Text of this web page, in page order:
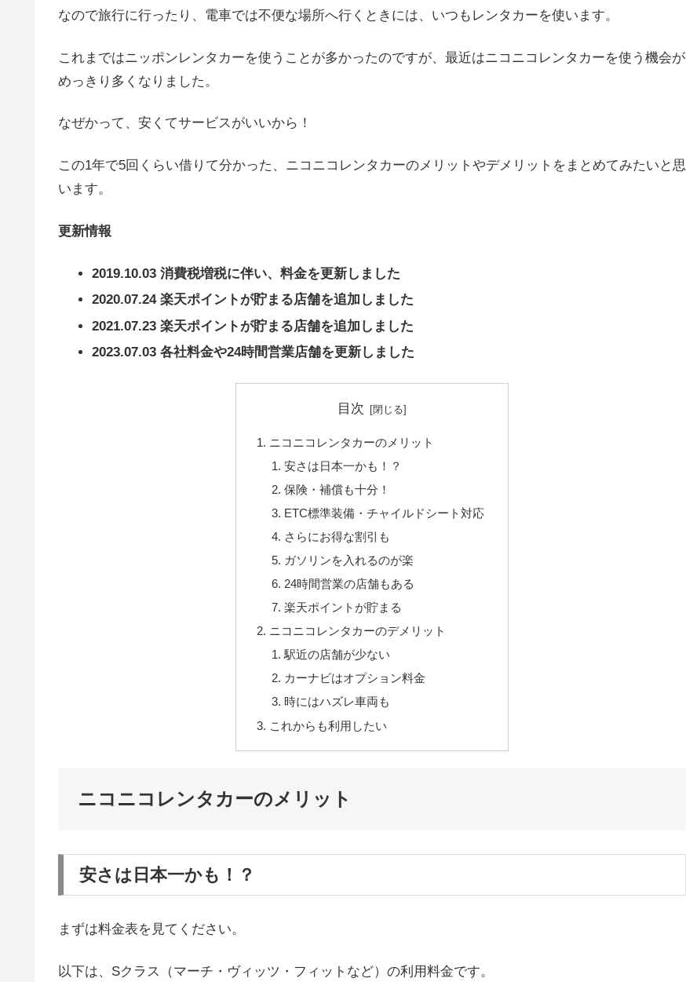
なので旅行に行ったり、電車では不便な場所へ行くときには、いつもレンタカーを使います。
これまではニッポンレンタカーを使うことが多かったのですが、最近はニコニコレンタカーを使う機会が
めっきり多くなりました。
なぜかって、安くてサービスがいいから！
この1年で5回くらい借りて分かった、ニコニコレンタカーのメリットやデメリットをまとめてみたいと思
います。
更新情報
2019.10.03 消費税増税に伴い、料金を更新しました
2020.07.24 楽天ポイントが貯まる店舗を追加しました
2021.07.23 楽天ポイントが貯まる店舗を追加しました
2023.07.03 各社料金や24時間営業店舗を更新しました
目次
ニコニコレンタカーのメリット
安さは日本一かも！？
保険・補償も十分！
ETC標準装備・チャイルドシート対応
さらにお得な割引も
ガソリンを入れるのが楽
24時間営業の店舗もある
楽天ポイントが貯まる
ニコニコレンタカーのデメリット
駅近の店舗が少ない
カーナビはオプション料金
時にはハズレ車両も
これからも利用したい
ニコニコレンタカーのメリット
安さは日本一かも！？
まずは料金表を見てください。
以下は、Sクラス（マーチ・ヴィッツ・フィットなど）の利用料金です。